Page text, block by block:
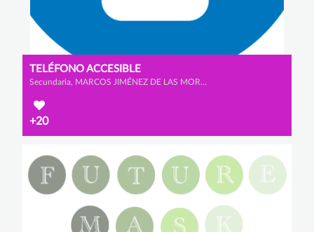
TELÉFONO ACCESIBLE
Secundaria, MARCOS JIMÉNEZ DE LAS MORAS, DANIEL BAÑOS PRATO y ÁLVARO LANNEGRAND LORENZO
+20